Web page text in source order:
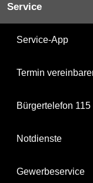
Service
Service-App
Termin
Bürgertelefon 115
Notdienste
Gewerbeservice